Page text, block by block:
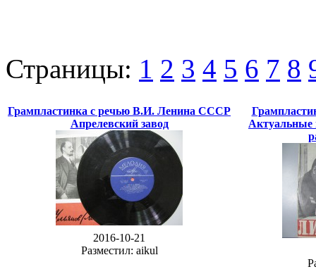
Страницы: 1 2 3 4 5 6 7 8
Грампластинка с речью В.И. Ленина СССР
Апрелевский завод
2016-10-21
Разместил: aikul
Актуальные